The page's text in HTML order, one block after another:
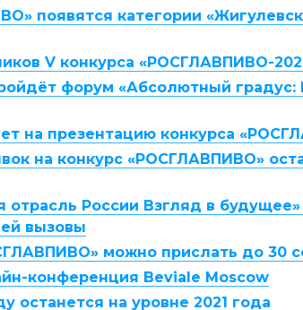
появятся категории
V конкурса «РОСГЛАВПИВО-
форум «Абсолютный градус:
на презентацию конкурса
на конкурс «РОСГЛАВПИВО»
отрасль России Взгляд в
вызовы
можно прислать до 30
конференция Beviale Moscow
останется на уровне 2021 года